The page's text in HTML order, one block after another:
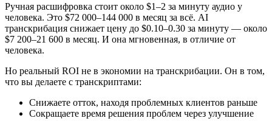
Ручная расшифровка стоит около $1–2 за минуту аудио у
человека. Это $72 000–144 000 в месяц за всё. AI
транскрибация снижает цену до $0.10–0.30 за минуту — около
$7 200–21 600 в месяц. И она мгновенная, в отличие от
человека.
Но реальный ROI не в экономии на транскрибации. Он в том,
что вы делаете с транскриптами:
Снижаете отток, находя проблемных клиентов раньше
Сокращаете время решения проблем через улучшение